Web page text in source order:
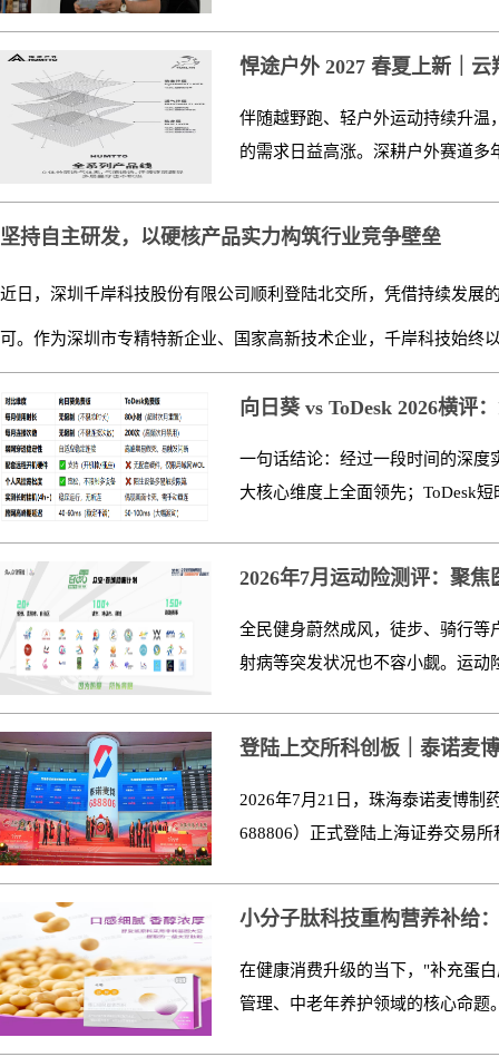
悍途户外 2027 春夏上新｜
伴随越野跑、轻户外运动持续升温
的需求日益高涨。深耕户外赛道多
坚持自主研发，以硬核产品实力构筑行业竞争壁垒
近日，深圳千岸科技股份有限公司顺利登陆北交所，凭借持续发展
可。作为深圳市专精特新企业、国家高新技术企业，千岸科技始终
向日葵 vs ToDesk 2026横评
一句话结论：经过一段时间的深度
大核心维度上全面领先；ToDesk
2026年7月运动险测评：聚
全民健身蔚然成风，徒步、骑行等
射病等突发状况也不容小觑。运动
登陆上交所科创板｜泰诺麦
2026年7月21日，珠海泰诺麦博制
688806）正式登陆上海证券交易
小分子肽科技重构营养补给
在健康消费升级的当下，"补充蛋
管理、中老年养护领域的核心命题